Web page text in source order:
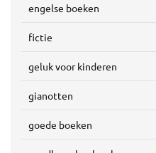
engelse boeken
fictie
geluk voor kinderen
gianotten
goede boeken